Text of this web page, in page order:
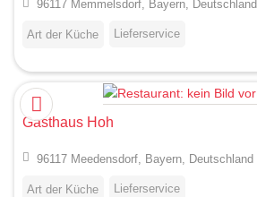
96117 Memmelsdorf, Bayern, Deutschland
Art der Küche Lieferservice
Gasthaus Hoh
96117 Meedensdorf, Bayern, Deutschland
Art der Küche Lieferservice